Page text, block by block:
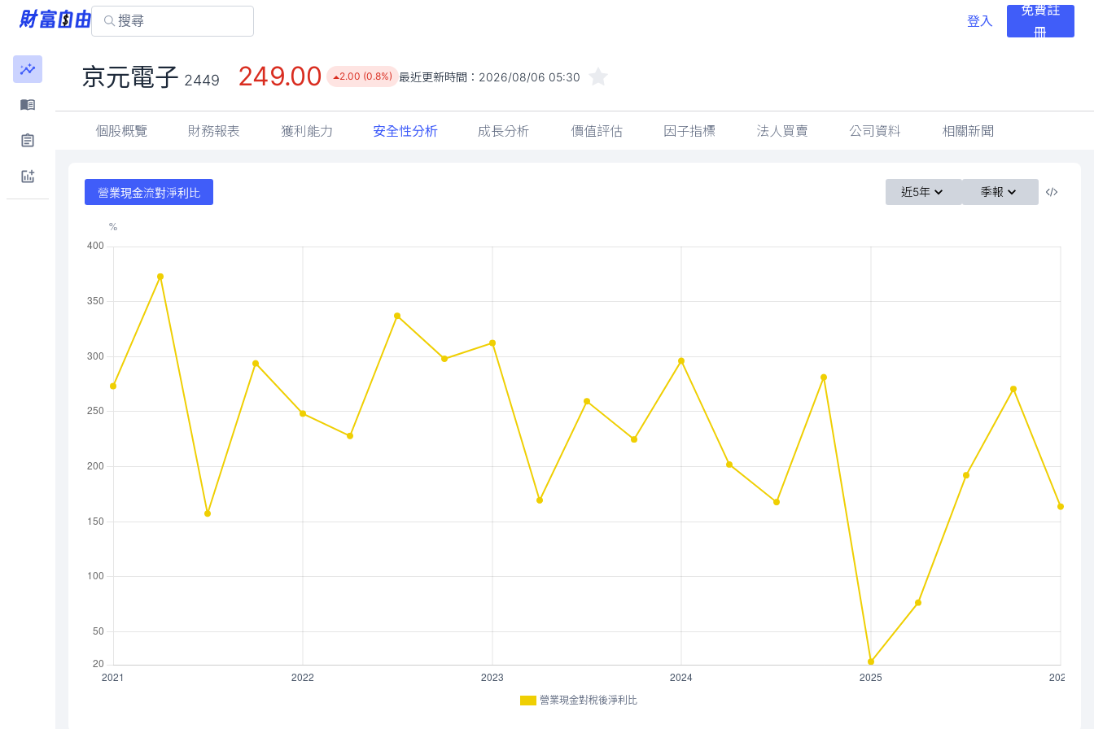
登入
免費註
冊
京元電子 2449 249.00 2.00 (0.8%) 最近更新時間： 2026/08/06 05:30
個股概覽 財務報表 獲利能力 安全性分析 成長分析 價值評估 因子指標 法人買賣 公司資料 相關新聞
營業現金流對淨利比 近5年 季報
營業現金對稅後淨利比